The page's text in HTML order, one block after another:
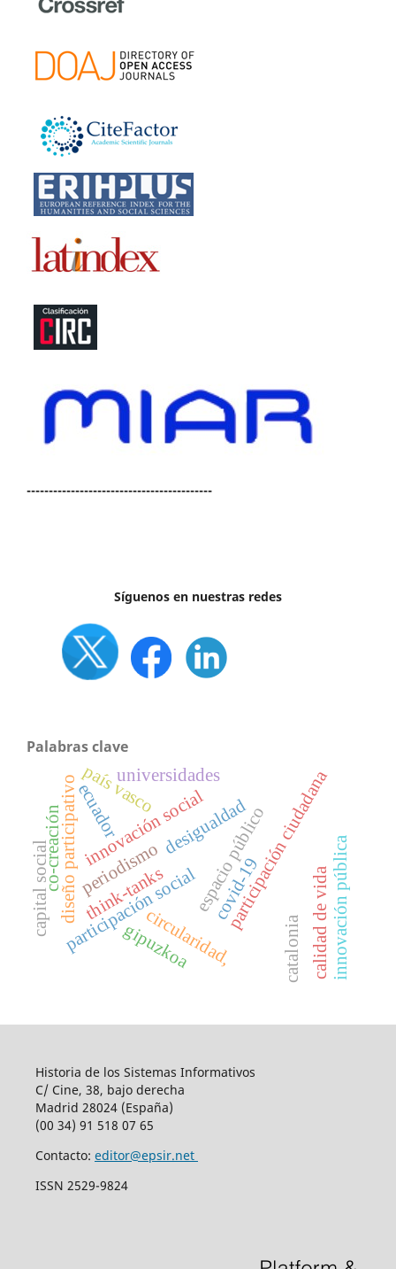
------------------------------------------
Síguenos en nuestras redes
Palabras clave
participación social participación ciudadana
espacio público
diseño participativo calidad de vida
i
n
n
o
v
a
c
i
ó
n
s
o
c
i
a
l
universidades
circularidad, innovación pública
co-creación
think-tanks
ecuador desigualdad
catalonia
covid-19
periodismo
capital social
gipuzkoa
país vasco
Historia de los Sistemas Informativos
C/ Cine, 38, bajo derecha
Madrid 28024 (España)
(00 34) 91 518 07 65
Contacto: editor@epsir.net
ISSN 2529-9824